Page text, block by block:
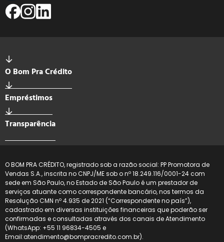
O Bom Pra Crédito
Empréstimos
Transparência
O BOM PRA CRÉDITO, registrado sob a razão social: PP Promotora de
Vendas S.A., inscrita no CNPJ/ME sob o nº 18.249.116/0001-24 com
sede em São Paulo, no Estado de São Paulo é um prestador de
serviços atuante como correspondente bancário, nos termos da
Resolução CMN nº 4.935 de 2021 (“Correspondente no país”),
cadastrado em diversas instituições financeiras que poderão ser
confirmadas e consultadas através dos canais de Atendimento
(WhatsApp: +55 11 96834-4505 e
Email:atendimento@bompracredito.com.br).